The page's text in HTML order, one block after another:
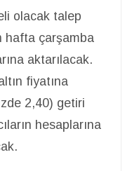
olacak talep
hafta çarşamba
aktarılacak.
fiyatına
2,40) getiri
hesaplarına